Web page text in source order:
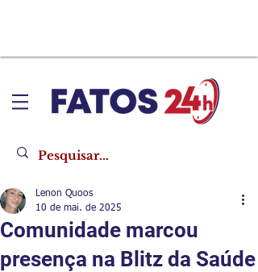
Comunidade marcou
presença na Blitz da Saúde
Lenon Quoos
10 de mai. de 2025